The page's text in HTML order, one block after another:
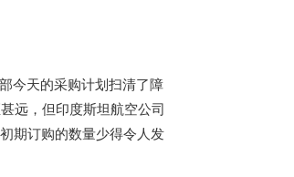
今天的采购计划扫清了障
远，但印度斯坦航空公司
期订购的数量少得令人发